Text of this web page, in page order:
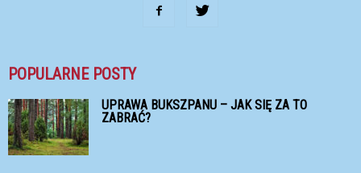
POPULARNE POSTY
UPRAWA BUKSZPANU – JAK SIĘ ZA TO
ZABRAĆ?